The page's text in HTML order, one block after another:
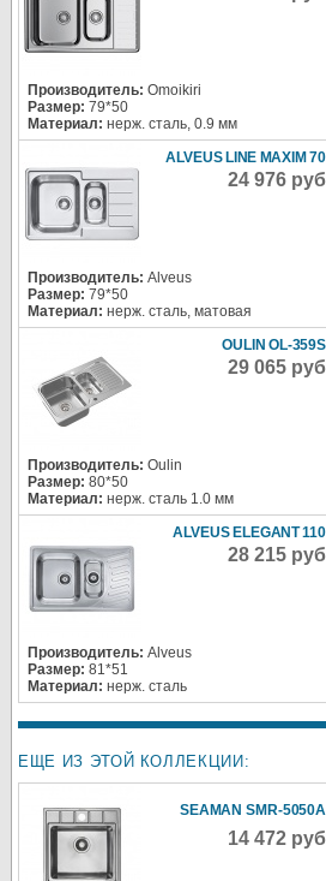
Производитель: Omoikiri
Размер: 79*50
Материал: нерж. сталь, 0.9 мм
ALVEUS LINE MAXIM 70
24 976 руб
Производитель: Alveus
Размер: 79*50
Материал: нерж. сталь, матовая
OULIN OL-359S
29 065 руб
Производитель: Oulin
Размер: 80*50
Материал: нерж. сталь 1.0 мм
ALVEUS ELEGANT 110
28 215 руб
Производитель: Alveus
Размер: 81*51
Материал: нерж. сталь
ЕЩЕ ИЗ ЭТОЙ КОЛЛЕКЦИИ:
SEAMAN SMR-5050A
14 472 руб